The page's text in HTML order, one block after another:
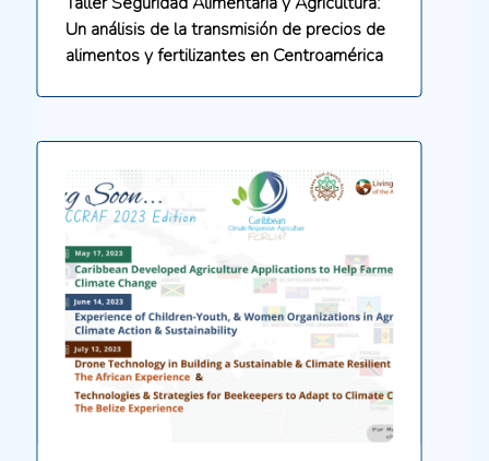
Un análisis de la transmisión de precios de
alimentos y fertilizantes en Centroamérica